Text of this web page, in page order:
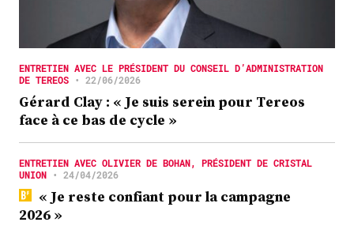
ENTRETIEN AVEC LE PRÉSIDENT DU CONSEIL D’ADMINISTRATION
DE TEREOS • 22/06/2026
Gérard Clay : « Je suis serein pour Tereos
face à ce bas de cycle »
ENTRETIEN AVEC OLIVIER DE BOHAN, PRÉSIDENT DE CRISTAL
UNION • 24/04/2026
« Je reste confiant pour la campagne
2026 »